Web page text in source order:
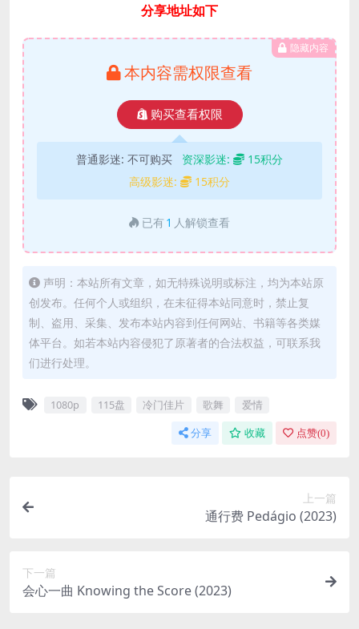
分享地址如下
隐藏内容
本内容需权限查看
购买查看权限
普通影迷: 不可购买 资深影迷:
15积分
高级影迷:
15积分
已有 1 人解锁查看
声明：本站所有文章，如无特殊说明或标注，均为本站原
创发布。任何个人或组织，在未征得本站同意时，禁止复
制、盗用、采集、发布本站内容到任何网站、书籍等各类媒
体平台。如若本站内容侵犯了原著者的合法权益，可联系我
们进行处理。
1080p 115盘 冷门佳片 歌舞 爱情
分享 收藏 点赞(0)
上一篇
通行费 Pedágio (2023)
下一篇
会心一曲 Knowing the Score (2023)